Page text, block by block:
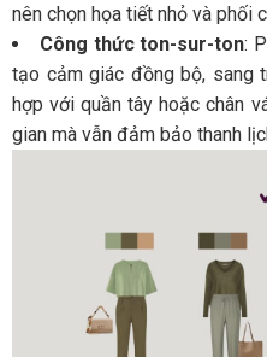
nên chọn họa tiết nhỏ và phối
Công thức ton-sur-ton:
tạo cảm giác đồng bộ, sang
hợp với quần tây hoặc chân
gian mà vẫn đảm bảo thanh